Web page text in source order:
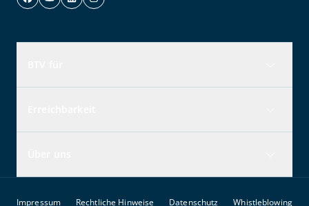
Impressum Rechtliche Hinweise Datenschutz Whistleblowing